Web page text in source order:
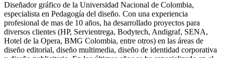
Diseñador gráfico de la Universidad Nacional de Colombia,
especialista en Pedagogía del diseño. Con una experiencia
profesional de mas de 10 años, ha desarrollado proyectos para
diversos clientes (HP, Servientrega, Bodytech, Andigraf, SENA,
Hotel de la Opera, BMG Colombia, entre otros) en las áreas de
diseño editorial, diseño multimedia, diseño de identidad corporativa